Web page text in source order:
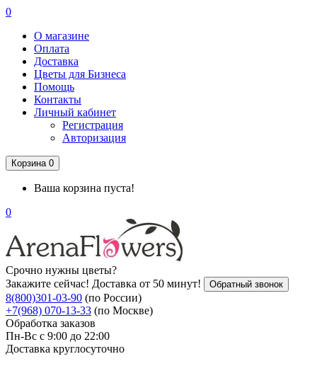
0
О магазине
Оплата
Доставка
Цветы для Бизнеса
Помощь
Контакты
Личный кабинет
Регистрация
Авторизация
Корзина 0
Ваша корзина пуста!
0
Срочно нужны цветы?
Закажите сейчас! Доставка от 50 минут!
Обратный звонок
8(800)301-03-90 (по России)
+7(968) 070-13-33 (по Москве)
Обработка заказов
Пн-Вс с 9:00 до 22:00
Доставка круглосуточно